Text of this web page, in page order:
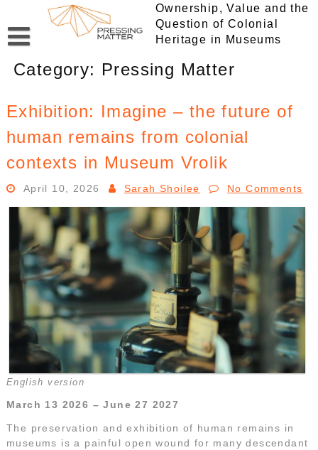
content
Ownership, Value and the
Question of Colonial
Heritage in Museums
Category: Pressing Matter
Exhibition: Imagine – the future of
human remains from colonial
contexts in Museum Vrolik
April 10, 2026 Sarah Shoilee No Comments
English version
March 13 2026 – June 27 2027
The preservation and exhibition of human remains in
museums is a painful open wound for many descendant